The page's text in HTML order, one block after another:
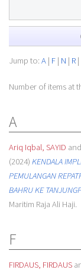
Jump to: A| F| N | R|
Number of items at
A
Ariq Iqbal, SAYID and
(2024) KENDALA
PEMULANGAN
BAHRU KE
Maritim Raja Ali Haji.
F
FIRDAUS, FIRDAUS